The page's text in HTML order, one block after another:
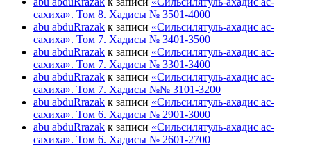
сахиха». Том 8. Хадисы № 3501-4000
abu abduRrazak к записи «Сильсилятуль-ахадис ас-
сахиха». Том 7. Хадисы № 3401-3500
abu abduRrazak к записи «Сильсилятуль-ахадис ас-
сахиха». Том 7. Хадисы № 3301-3400
abu abduRrazak к записи «Сильсилятуль-ахадис ас-
сахиха». Том 7. Хадисы №№ 3101-3200
abu abduRrazak к записи «Сильсилятуль-ахадис ас-
сахиха». Том 6. Хадисы № 2901-3000
abu abduRrazak к записи «Сильсилятуль-ахадис ас-
сахиха». Том 6. Хадисы № 2601-2700